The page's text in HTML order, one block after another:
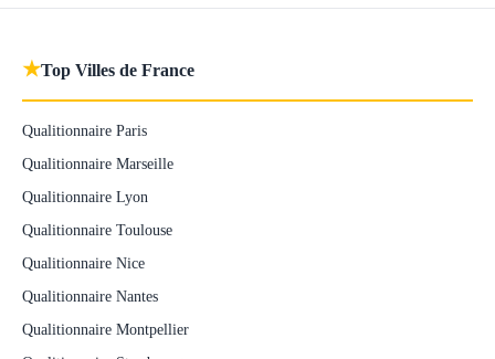
★Top Villes de France
Qualitionnaire Paris
Qualitionnaire Marseille
Qualitionnaire Lyon
Qualitionnaire Toulouse
Qualitionnaire Nice
Qualitionnaire Nantes
Qualitionnaire Montpellier